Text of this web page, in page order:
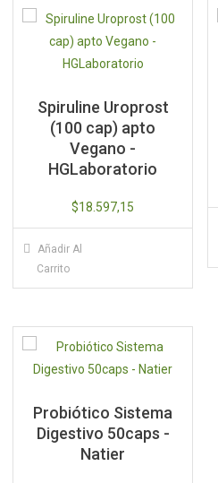
Spiruline Uroprost
(100 cap) apto
Vegano -
HGLaboratorio
$18.597,15
Añadir Al
Carrito
Probiótico Sistema
Digestivo 50caps -
Natier